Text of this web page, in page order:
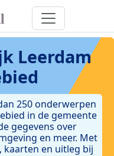
Leerdam
250 onderwerpen
in de gemeente
gegevens over
en meer. Met
kaarten en uitleg bij